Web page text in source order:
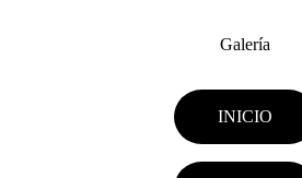
Galería
INICIO